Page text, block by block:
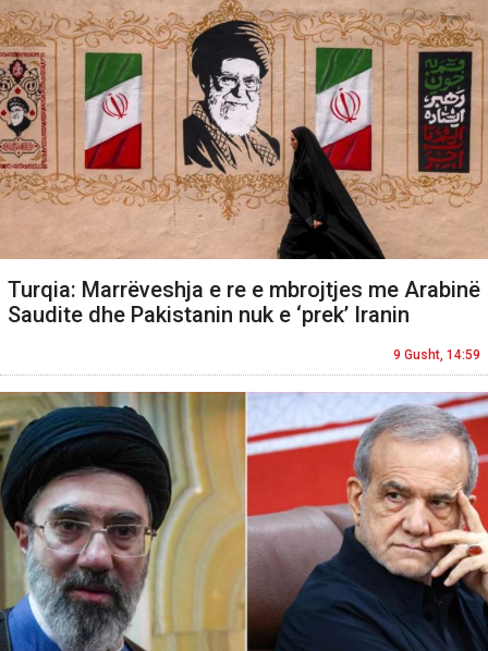
Turqia: Marrëveshja e re e mbrojtjes me Arabinë
Saudite dhe Pakistanin nuk e ‘prek’ Iranin
9 Gusht, 14:59